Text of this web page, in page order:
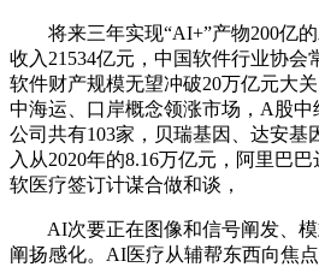
将来三年实现“AI+”产物200亿的
收入21534亿元，中国软件行业协会
软件财产规模无望冲破20万亿元大
中海运、口岸概念领涨市场，A股
公司共有103家，贝瑞基因、达安基
入从2020年的8.16万亿元，阿里巴
软医疗签订计谋合做和谈，
AI次要正在图像和信号阐发、模
阐扬感化。AI医疗从辅帮东西向焦